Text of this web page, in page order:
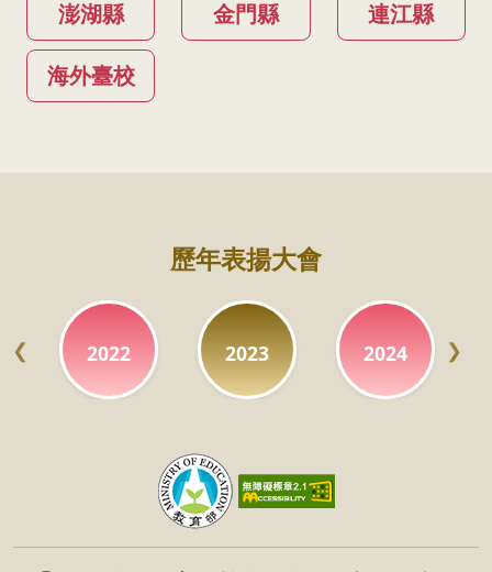
澎湖縣 金門縣 連江縣
海外臺校
歷年表揚大會
2022 2023 2024